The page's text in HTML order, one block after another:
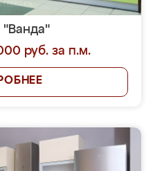
"Ванда"
руб. за п.м.